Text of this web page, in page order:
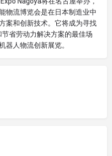
物流博览会是在日本制造业中
案和创新技术。它将成为寻找
省劳动力解决方案的最佳场
器人物流创新展览。